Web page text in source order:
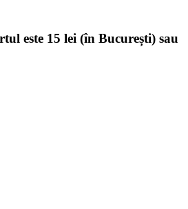
este 15 lei (în București) sau